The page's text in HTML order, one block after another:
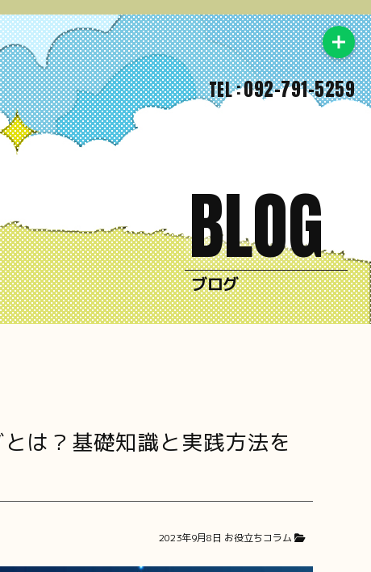
BLOG
ブログ
TEL :092-791-5259
は？基礎知識と実践方法を
2023年9月8日 お役立ちコラム